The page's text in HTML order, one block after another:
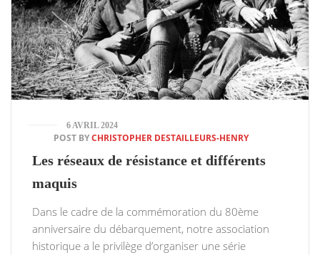
6 AVRIL 2024
POST BYCHRISTOPHER DESTAILLEURS-HENRY
Les réseaux de résistance et différents
maquis
Dans le cadre de la commémoration du 80ème
anniversaire du débarquement, notre association
historique a le privilège d’organiser une série